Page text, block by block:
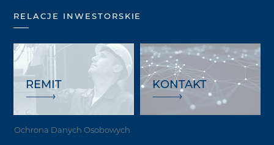
RELACJE INWESTORSKIE
REMIT KONTAKT
Ochrona Danych Osobowych